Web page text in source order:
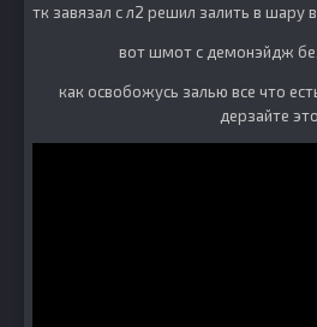
тк завязал с л2 решил залить в шару
вот шмот с демонэйдж
как освобожусь залью все что
дерзайте это